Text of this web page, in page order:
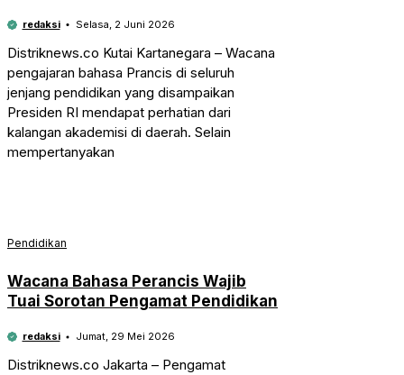
redaksi Selasa, 2 Juni 2026
Distriknews.co Kutai Kartanegara – Wacana
pengajaran bahasa Prancis di seluruh
jenjang pendidikan yang disampaikan
Presiden RI mendapat perhatian dari
kalangan akademisi di daerah. Selain
mempertanyakan
Pendidikan
Wacana Bahasa Perancis Wajib
Tuai Sorotan Pengamat Pendidikan
redaksi Jumat, 29 Mei 2026
Distriknews.co Jakarta – Pengamat